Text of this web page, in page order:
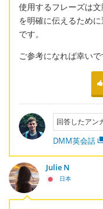
使用するフレーズは
を明確に伝えるため
です。
ご参考になれば幸いで
回答したアン
DMM英会話
Julie N
日本